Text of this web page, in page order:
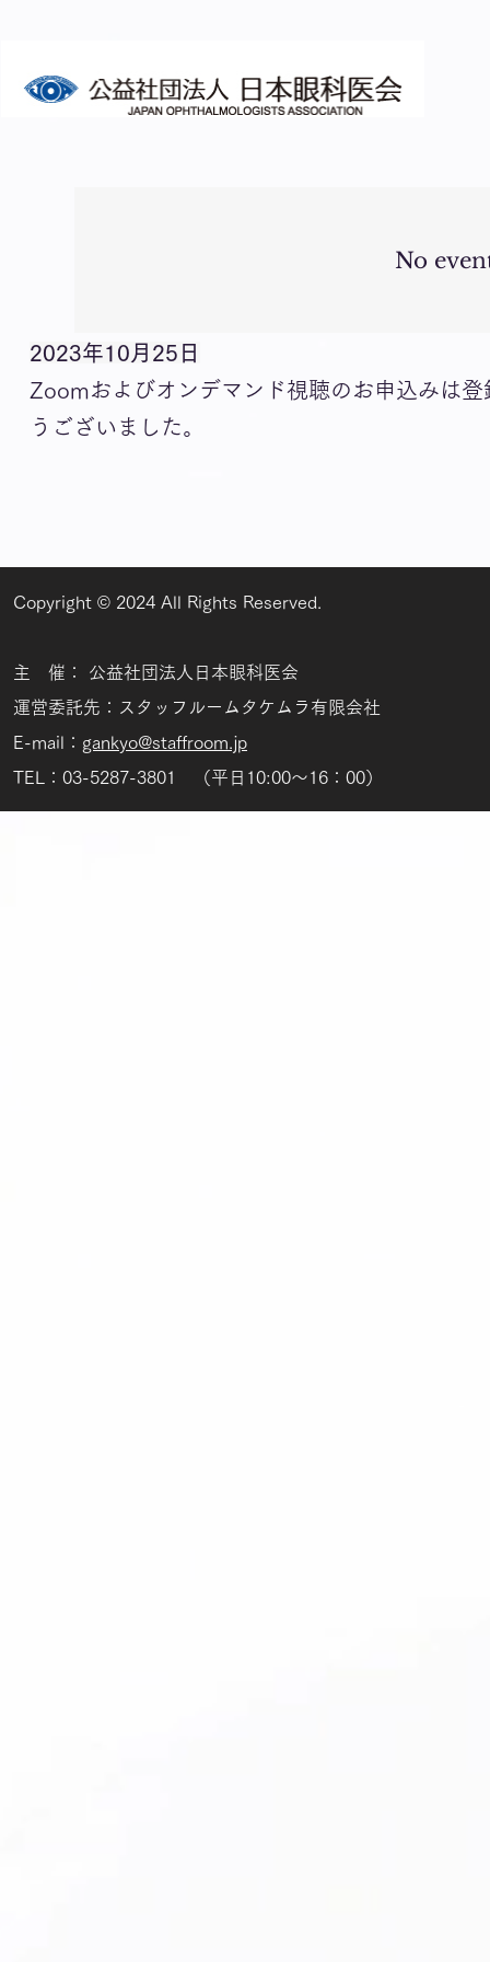
No
2023年10月25日
Zoomおよびオンデマンド視聴のお申込みは
うございました。
Copyright © 2024 All Rights Reserved.
主 催： 公益社団法人日本眼科医会
運営委託先：スタッフルームタケムラ有限会社
E-mail： gankyo@staffroom.jp
TEL：03-5287-3801 （平日10:00～16：00）